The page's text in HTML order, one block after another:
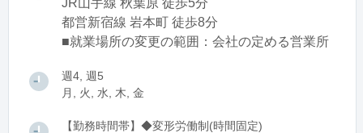
JR山手線 秋葉原 徒歩5分
都営新宿線 岩本町 徒歩8分
■就業場所の変更の範囲：会社の定める営業所
週4, 週5
月, 火, 水, 木, 金
【勤務時間帯】◆変形労働制(時間固定)